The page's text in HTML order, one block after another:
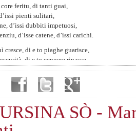
feritu, di tanti guai,
pienti sulitari,
d’issi dubbiti impetuosi,
d’isse catene, d’issi carichi.
cresce, di e to piaghe guarisce,
di e to cennere rinasce.
SÒ -